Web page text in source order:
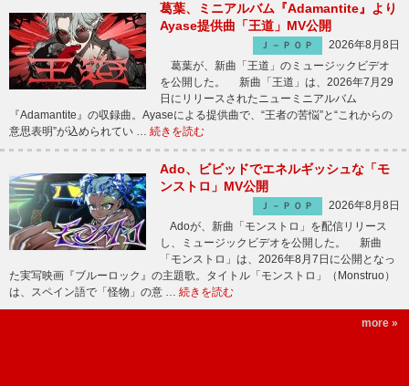
葛葉、ミニアルバム『Adamantite』より
Ayase提供曲「王道」MV公開
Ｊ－ＰＯＰ
2026年8月8日
葛葉が、新曲「王道」のミュージックビデオ
を公開した。 新曲「王道」は、2026年7月29
日にリリースされたニューミニアルバム
『Adamantite』の収録曲。Ayaseによる提供曲で、“王者の苦悩”と“これからの
意思表明”が込められてい … 続きを読む
Ado、ビビッドでエネルギッシュな「モ
ンストロ」MV公開
Ｊ－ＰＯＰ
2026年8月8日
Adoが、新曲「モンストロ」を配信リリース
し、ミュージックビデオを公開した。 新曲
「モンストロ」は、2026年8月7日に公開となっ
た実写映画『ブルーロック』の主題歌。タイトル「モンストロ」（Monstruo）
は、スペイン語で「怪物」の意 … 続きを読む
more »